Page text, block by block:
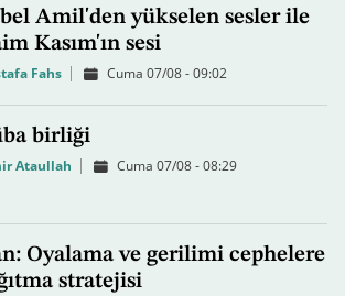
Amil'den yükselen sesler ile
Kasım'ın sesi
Fahs Cuma 07/08 - 09:02
birliği
Ataullah Cuma 07/08 - 08:29
Oyalama ve gerilimi cephelere
stratejisi